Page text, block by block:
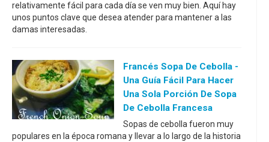
relativamente fácil para cada día se ven muy bien. Aquí hay
unos puntos clave que desea atender para mantener a las
damas interesadas.
Francés Sopa De Cebolla -
Una Guía Fácil Para Hacer
Una Sola Porción De Sopa
De Cebolla Francesa
Sopas de cebolla fueron muy
populares en la época romana y llevar a lo largo de la historia